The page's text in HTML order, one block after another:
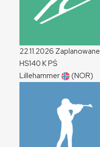
22.11.2026 Zaplanowane
HS140 KPŚ
Lillehammer
(NOR)